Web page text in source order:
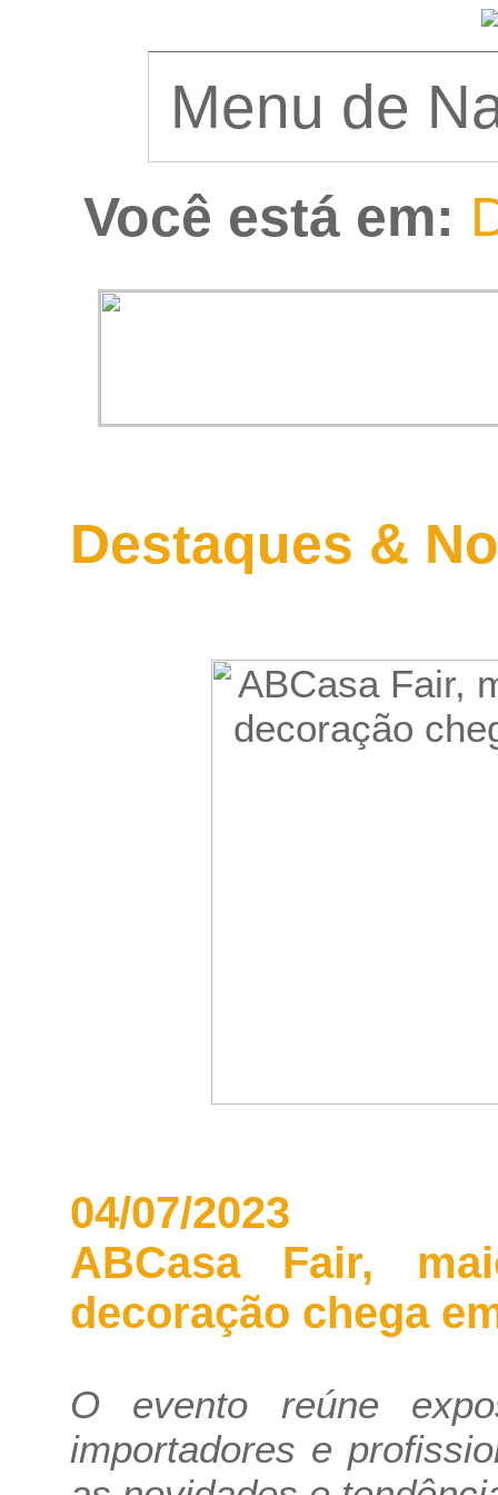
Você está em:
Destaques &
04/07/2023
ABCasa Fair,
decoração chega
O evento reúne
importadores e